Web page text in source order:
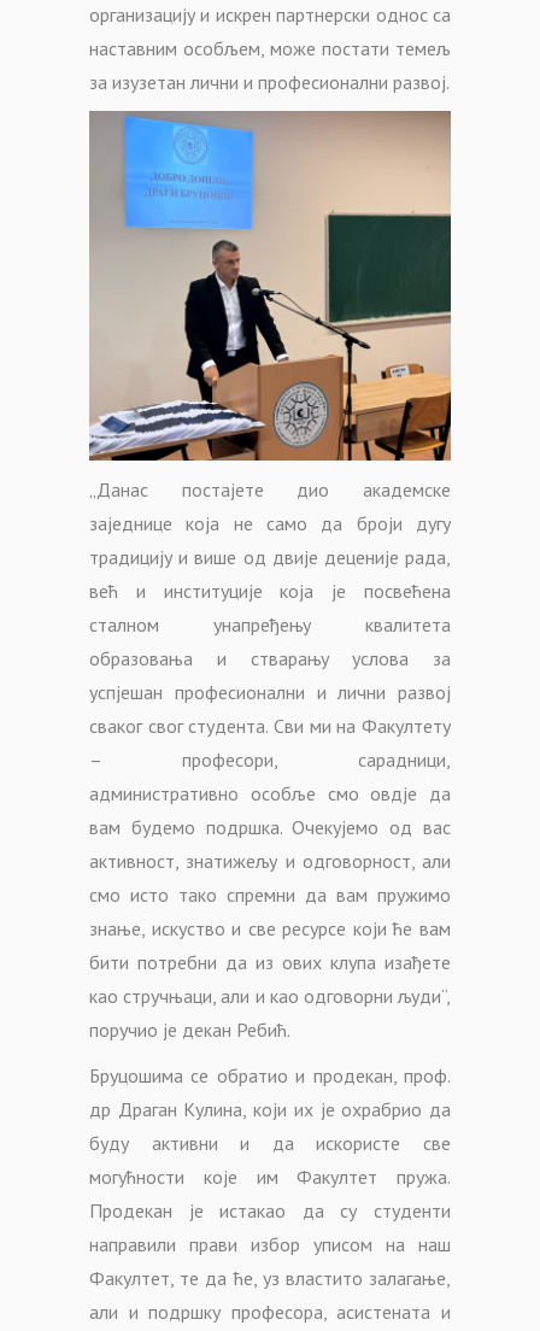
организацију и искрен партнерски однос са
наставним особљем, може постати темељ
за изузетан лични и професионални развој.
„Данас постајете дио академске
заједнице која не само да броји дугу
традицију и више од двије деценије рада,
већ и институције која је посвећена
сталном унапређењу квалитета
образовања и стварању услова за
успјешан професионални и лични развој
сваког свог студента. Сви ми на Факултету
– професори, сарадници,
административно особље смо овдје да
вам будемо подршка. Очекујемо од вас
активност, знатижељу и одговорност, али
смо исто тако спремни да вам пружимо
знање, искуство и све ресурсе који ће вам
бити потребни да из ових клупа изађете
као стручњаци, али и као одговорни људи“,
поручио је декан Ребић.
Бруцошима се обратио и продекан, проф.
др Драган Кулина, који их је охрабрио да
буду активни и да искористе све
могућности које им Факултет пружа.
Продекан је истакао да су студенти
направили прави избор уписом на наш
Факултет, те да ће, уз властито залагање,
али и подршку професора, асистената и